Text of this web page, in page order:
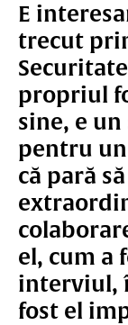
E
trecut
propriul
sine, e
pentru
că pară
el, cum a
interviul,
fost el